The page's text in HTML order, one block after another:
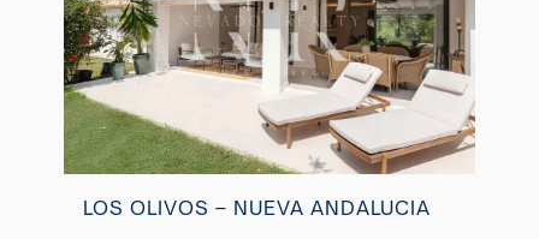
LOS OLIVOS – NUEVA ANDALUCIA